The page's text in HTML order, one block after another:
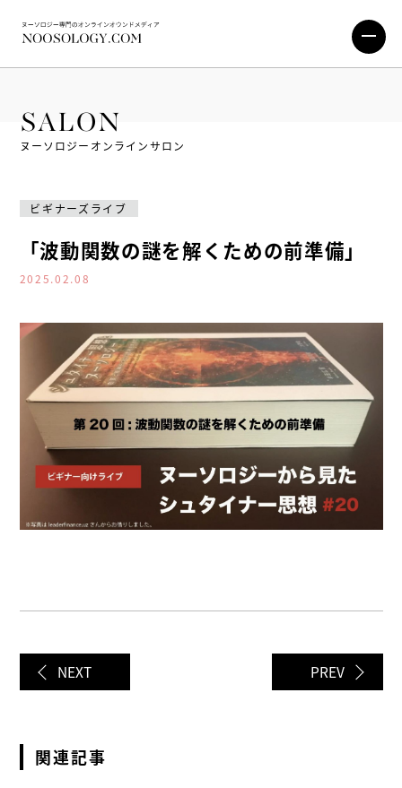
SALON
ヌーソロジーオンラインサロン
ビギナーズライブ
「波動関数の謎を解くための前準備」
2025.02.08
NEXT PREV
関連記事